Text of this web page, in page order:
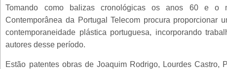
Tomando como balizas cronológicas os anos 60 e o
Contemporânea da Portugal Telecom procura proporcionar
contemporaneidade plástica portuguesa, incorporando
autores desse período.
Estão patentes obras de Joaquim Rodrigo, Lourdes Castro,